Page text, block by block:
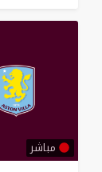
مباشر